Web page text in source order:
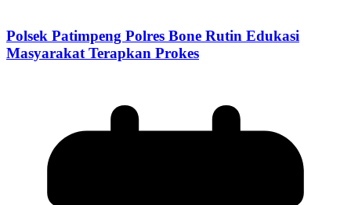
Polsek Patimpeng Polres Bone Rutin Edukasi
Masyarakat Terapkan Prokes